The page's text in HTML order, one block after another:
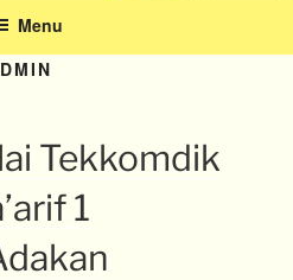
Menu
Tekkomdik
1